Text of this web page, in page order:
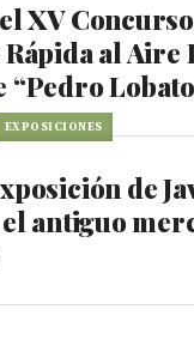
XV
al Aire
“Pedro
EXPOSICIONES
de
antiguo